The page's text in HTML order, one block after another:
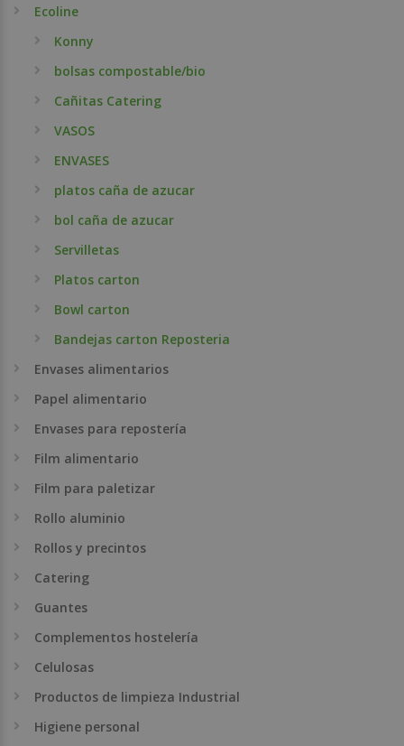
Ecoline
Konny
bolsas compostable/bio
Cañitas Catering
VASOS
ENVASES
platos caña de azucar
bol caña de azucar
Servilletas
Platos carton
Bowl carton
Bandejas carton Reposteria
Envases alimentarios
Papel alimentario
Envases para repostería
Film alimentario
Film para paletizar
Rollo aluminio
Rollos y precintos
Catering
Guantes
Complementos hostelería
Celulosas
Productos de limpieza Industrial
Higiene personal